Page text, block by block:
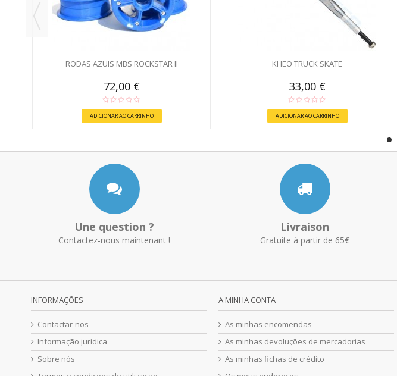
RODAS AZUIS MBS ROCKSTAR II
72,00 €
ADICIONAR AO CARRINHO
KHEO TRUCK SKATE
33,00 €
ADICIONAR AO CARRINHO
Une question ?
Contactez-nous maintenant !
Livraison
Gratuite à partir de 65€
INFORMAÇÕES
Contactar-nos
Informação jurídica
Sobre nós
A MINHA CONTA
As minhas encomendas
As minhas devoluções de mercadorias
As minhas fichas de crédito